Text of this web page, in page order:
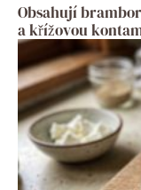
Obsahují
a křížovou